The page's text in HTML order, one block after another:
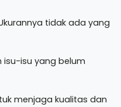
tidak ada yang
isu yang belum
menjaga kualitas dan